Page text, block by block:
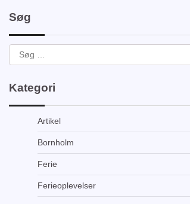
Søg
Søg
efter:
Kategori
Artikel
Bornholm
Ferie
Ferieoplevelser